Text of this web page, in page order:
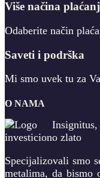
Više načina
Odaberite način
Saveti i podrška
Mi smo uvek tu za
O NAMA
Specijalizovali smo
metalima, da bismo